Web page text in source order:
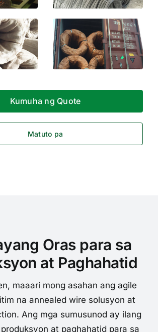
Kumuha ng Quote
Matuto pa
Oras para sa
at Paghahatid
maaari mong asahan ang agile
na annealed wire solusyon at
Ang mga sumusunod ay ilang
at paghahatid para sa